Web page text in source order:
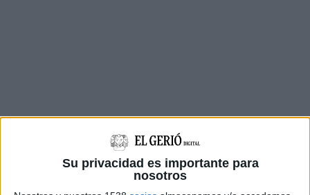
Su privacidad es importante para
nosotros